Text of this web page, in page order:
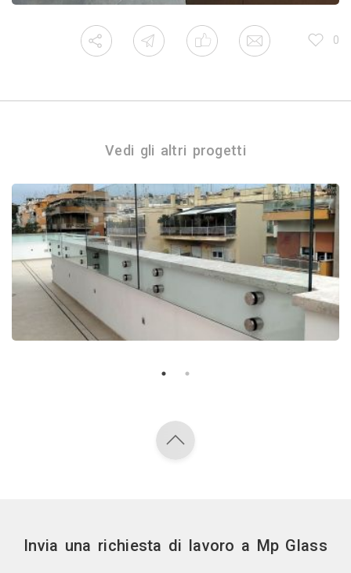
0
Vedi gli altri progetti
Invia una richiesta di lavoro a Mp Glass